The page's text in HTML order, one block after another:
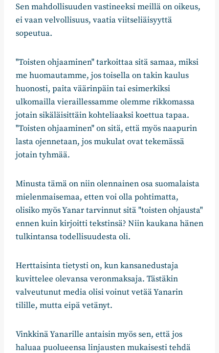
Sen mahdollisuuden vastineeksi meillä on oikeus,
ei vaan velvollisuus, vaatia viitseliäisyyttä
sopeutua.
"Toisten ohjaaminen" tarkoittaa sitä samaa, miksi
me huomautamme, jos toisella on takin kaulus
huonosti, paita väärinpäin tai esimerkiksi
ulkomailla vieraillessamme olemme rikkomassa
jotain sikäläisittäin kohteliaaksi koettua tapaa.
"Toisten ohjaaminen" on sitä, että myös naapurin
lasta ojennetaan, jos mukulat ovat tekemässä
jotain tyhmää.
Minusta tämä on niin olennainen osa suomalaista
mielenmaisemaa, etten voi olla pohtimatta,
olisiko myös Yanar tarvinnut sitä "toisten ohjausta"
ennen kuin kirjoitti tekstinsä? Niin kaukana hänen
tulkintansa todellisuudesta oli.
Herttaisinta tietysti on, kun kansanedustaja
kuvittelee olevansa veronmaksaja. Tästäkin
valveutunut media olisi voinut vetää Yanarin
tilille, mutta eipä vetänyt.
Vinkkinä Yanarille antaisin myös sen, että jos
haluaa puolueensa linjausten mukaisesti tehdä